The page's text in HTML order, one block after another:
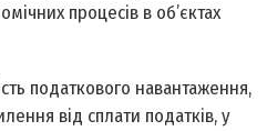
процесів в об’єктах
податкового навантаження,
від сплати податків, у